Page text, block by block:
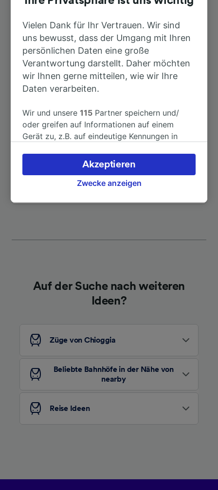
Nach Bologna 2h 21min
Nach Treviso
Nach Adria 38min
Nach Ferrara 1h 47min
Weitere Verbindungen sehen
Auf der Suche nach weiteren
Ideen?
Züge von Chioggia
Beliebte Bahnhöfe in der Nähe von
nearby
Reise Ideen
Vielen Dank für Ihr Vertrauen. Wir sind
uns bewusst, dass der Umgang mit Ihren
persönlichen Daten eine große
Verantwortung darstellt. Daher möchten
wir Ihnen gerne mitteilen, wie wir Ihre
Daten verarbeiten.
Wir und unsere115 Partner speichern und/
oder greifen auf Informationen auf einem
Gerät zu, z.B. auf eindeutige Kennungen in
verarbeiten. Sie können Ihre Präferenzen
akzeptieren oder verwalten, einschließlich
Ihres Widerspruchsrechts bei berechtigtem
haben keinen Einfluss auf Surfdaten. Ihre
Wir und unsere Partner verarbeiten Daten, um
aktiv abfragen. Speichern von oder Zugriff auf
Informationen auf einem Endgerät.
Personalisierte Werbung und Inhalte, Messung
von Werbeleistung und der Performance von
Inhalten, Zielgruppenforschung sowie
Liste der Partner (Lieferanten)
Zwecke anzeigen
Akzeptieren